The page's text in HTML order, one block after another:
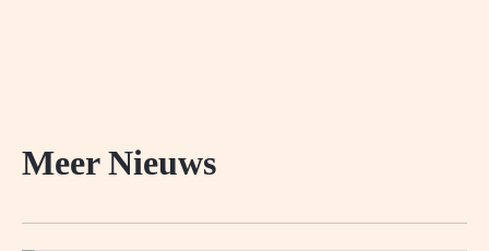
Meer Nieuws